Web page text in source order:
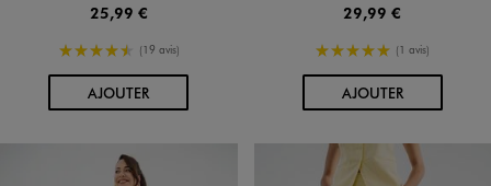
25,99 €
4.5/5 de moyenne
(19 avis)
AJOUTERAU PANIER
29,99 €
5/5 de moyenne
(1 avis)
AJOUTERAU PANIER